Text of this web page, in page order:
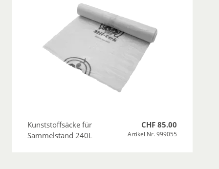
Kunststoffsäcke für
Sammelstand 240L
CHF 85.00
Artikel Nr. 999055